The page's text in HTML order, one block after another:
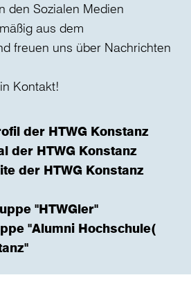
den Sozialen Medien
aus dem
freuen uns über Nachrichten
Kontakt!
der HTWG Konstanz
der HTWG Konstanz
der HTWG Konstanz
"HTWGler"
"Alumni Hochschule(